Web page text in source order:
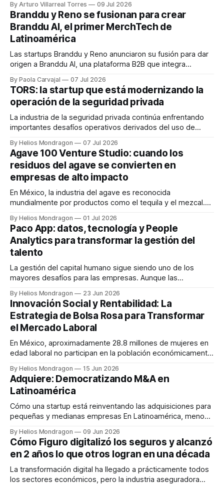
emprendimiento y la innovación Firmas como el BID Banco
Interamericano de Desarrollo, Imagine, Startups Bolivia, la
Asociación de Startups de Brasil, Sia Startups, Pista
By Arturo Villarreal Torres 09 Jul 2026
Branddu y Reno se fusionan para crear
Branddu AI, el primer MerchTech de
Latinoamérica
Las startups Branddu y Reno anunciaron su fusión para dar
origen a Branddu AI, una plataforma B2B que integra
proveedores regionales e internacionales para transformar
la forma en que las empresas compran merchandising y
productos promocionales en Latinoamérica. Como parte
del lanzamiento,
By Paola Carvajal 07 Jul 2026
TORS: la startup que está modernizando la
operación de la seguridad privada
La industria de la seguridad privada continúa enfrentando
importantes desafíos operativos derivados del uso de
comunicación para coordinar personal, turnos e incidencias.
Frente a este panorama surge TORS, una startup mexicana
especializada en soluciones SaaS que busca convertirse en
el sistema
By Helios Mondragon 07 Jul 2026
Agave 100 Venture Studio: cuando los
residuos del agave se convierten en
empresas de alto impacto
En México, la industria del agave es reconocida
mundialmente por productos como el tequila y el mezcal.
desafío ambiental de enormes dimensiones:
aproximadamente el 95% del agave termina convertido en
residuos como bagazo, pencas, fibras y vinazas. Con el
objetivo de
By Helios Mondragon 01 Jul 2026
Paco App: datos, tecnología y People
Analytics para transformar la gestión del
talento
La gestión del capital humano sigue siendo uno de los
mayores desafíos para las empresas. Aunque las
sobre sus colaboradores, muchas decisiones continúan
tomándose con base en percepciones, hojas de cálculo y
procesos manuales. Ante este panorama surge Paco App,
una startup mexicana que
By Helios Mondragon 23 Jun 2026
Innovación Social y Rentabilidad: La
Estrategia de Bolsa Rosa para Transformar
el Mercado Laboral
En México, aproximadamente 28.8 millones de mujeres en
edad laboral no participan en la población económicamente
desafío: hay escasez crítica de talento mientras existe un
vasto reservorio de profesionales calificadas sin acceso a
oportunidades. Sobre este punto, Ana Lucía Cepeda,
fundadora
By Helios Mondragon 15 Jun 2026
Adquiere: Democratizando M&A en
Latinoamérica
Cómo una startup está reinventando las adquisiciones para
pequeñas y medianas empresas En Latinoamérica, menos
adquiridas. La mayoría simplemente cierra, sin opciones de
salida, sin liquidez, sin continuidad. Adquiere es la firma de
M&A nativa de IA que
By Helios Mondragon 09 Jun 2026
Cómo Figuro digitalizó los seguros y alcanzó
en 2 años lo que otros logran en una década
La transformación digital ha llegado a prácticamente todos
los sectores económicos, pero la industria aseguradora